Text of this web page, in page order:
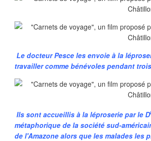
Le docteur Pesce les envoie à la
travailler comme bénévoles pendant
Ils sont accueillis à la léproserie par le D
métaphorique de la société sud-
de l'Amazone alors que les malades les